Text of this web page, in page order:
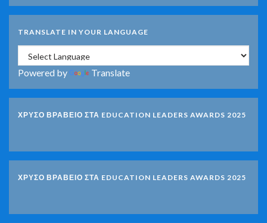
TRANSLATE IN YOUR LANGUAGE
Powered by Translate
ΧΡΥΣΟ ΒΡΑΒΕΙΟ ΣΤΑ EDUCATION LEADERS AWARDS 2025
ΧΡΥΣΟ ΒΡΑΒΕΙΟ ΣΤΑ EDUCATION LEADERS AWARDS 2025